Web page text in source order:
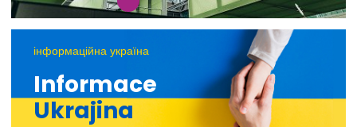
інформаційна україна
Informace
Ukrajina